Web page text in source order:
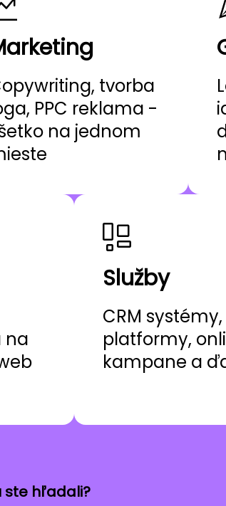
tvorba
PPC reklama -
na jednom
na
Služby
CRM systémy,
platformy,
kampane a
ste hľadali?